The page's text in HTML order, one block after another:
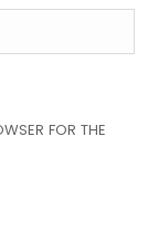
FOR THE